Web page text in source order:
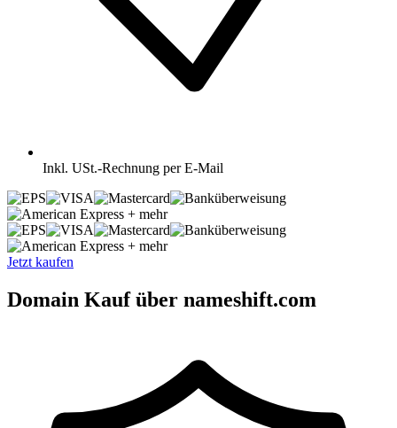
Inkl. USt.-Rechnung per E-Mail
+ mehr
+ mehr
Jetzt kaufen
Domain Kauf über nameshift.com